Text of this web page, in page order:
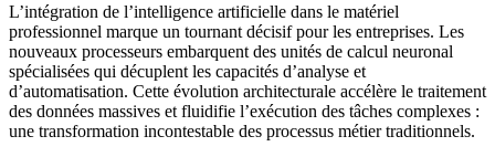
L’intégration de l’intelligence artificielle dans le matériel
professionnel marque un tournant décisif pour les entreprises. Les
nouveaux processeurs embarquent des unités de calcul neuronal
spécialisées qui décuplent les capacités d’analyse et
d’automatisation. Cette évolution architecturale accélère le traitement
des données massives et fluidifie l’exécution des tâches complexes :
une transformation incontestable des processus métier traditionnels.